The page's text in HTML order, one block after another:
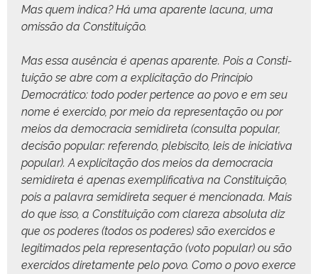
Mas quem indi­ca? Há uma aparente lacu­na, uma
omis­são da Constituição.
Mas essa ausên­cia é ape­nas aparente. Pois a Con­sti­
tu­ição se abre com a explic­i­tação do Princí­pio
Democráti­co: todo poder per­tence ao povo e em seu
nome é exer­ci­do, por meio da rep­re­sen­tação ou por
meios da democ­ra­cia semi­di­re­ta (con­sul­ta pop­u­lar,
decisão pop­u­lar: ref­er­en­do, plebisc­i­to, leis de ini­cia­ti­va
pop­u­lar). A explic­i­tação dos meios da democ­ra­cia
semi­di­re­ta é ape­nas exem­pli­fica­ti­va na Con­sti­tu­ição,
pois a palavra semi­di­re­ta sequer é men­ciona­da. Mais
do que isso, a Con­sti­tu­ição com clareza abso­lu­ta diz
que os poderes (todos os poderes) são exer­ci­dos e
legit­i­ma­dos pela rep­re­sen­tação (voto pop­u­lar) ou são
exer­ci­dos dire­ta­mente pelo povo. Como o povo exerce